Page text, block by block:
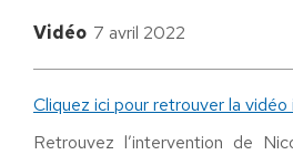
Vidéo 7 avril 2022
Cliquez ici pour retrouver la vidéo
Retrouvez l’intervention de